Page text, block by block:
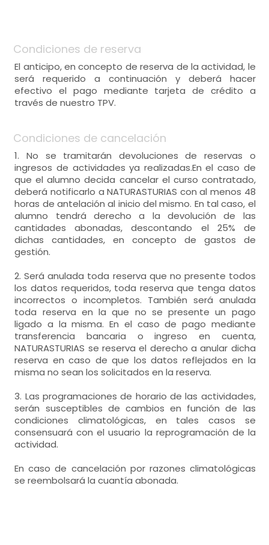
Condiciones de reserva
El anticipo, en concepto de reserva de la actividad, le
será requerido a continuación y deberá hacer
efectivo el pago mediante tarjeta de crédito a
través de nuestro TPV.
Condiciones de cancelación
1. No se tramitarán devoluciones de reservas o
ingresos de actividades ya realizadas.En el caso de
que el alumno decida cancelar el curso contratado,
deberá notificarlo a NATURASTURIAS con al menos 48
horas de antelación al inicio del mismo. En tal caso, el
alumno tendrá derecho a la devolución de las
cantidades abonadas, descontando el 25% de
dichas cantidades, en concepto de gastos de
gestión.
2. Será anulada toda reserva que no presente todos
los datos requeridos, toda reserva que tenga datos
incorrectos o incompletos. También será anulada
toda reserva en la que no se presente un pago
ligado a la misma. En el caso de pago mediante
transferencia bancaria o ingreso en cuenta,
NATURASTURIAS se reserva el derecho a anular dicha
reserva en caso de que los datos reflejados en la
misma no sean los solicitados en la reserva.
3. Las programaciones de horario de las actividades,
serán susceptibles de cambios en función de las
condiciones climatológicas, en tales casos se
consensuará con el usuario la reprogramación de la
actividad.
En caso de cancelación por razones climatológicas
se reembolsará la cuantía abonada.